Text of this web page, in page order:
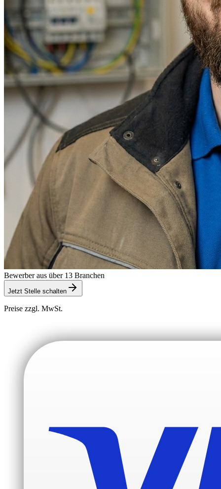
Bewerber aus über 13 Branchen
Jetzt Stelle schalten
Preise zzgl. MwSt.